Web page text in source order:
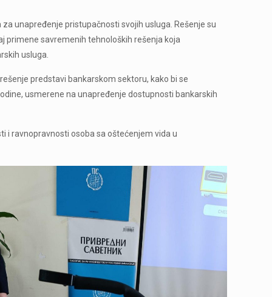
unapređenje pristupačnosti svojih usluga. Rešenje su
primene savremenih tehnoloških rešenja koja
usluga.
predstavi bankarskom sektoru, kako bi se
usmerene na unapređenje dostupnosti bankarskih
i ravnopravnosti osoba sa oštećenjem vida u